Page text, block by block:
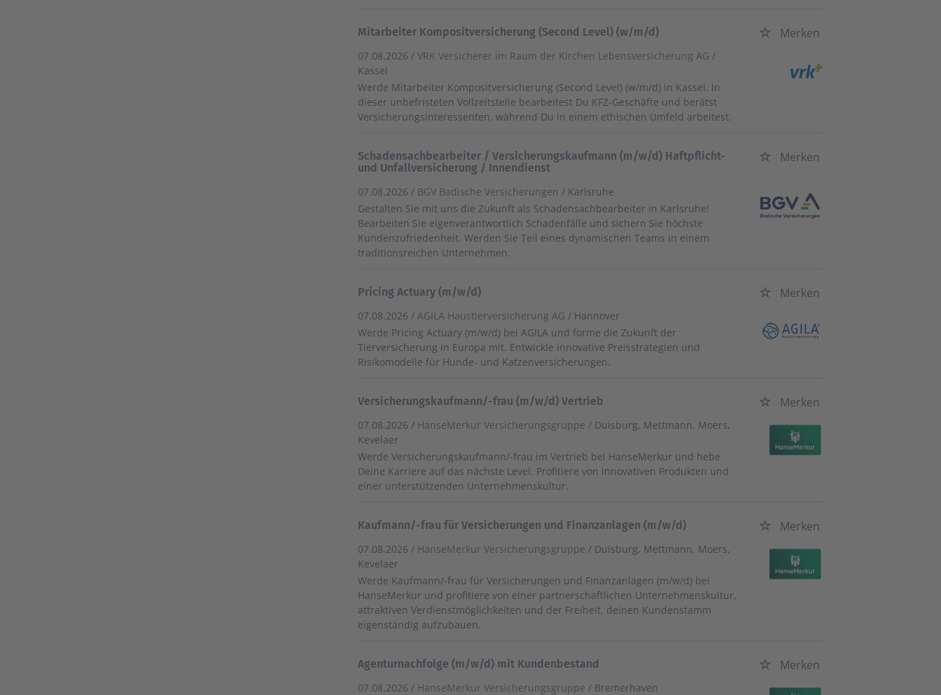
Mitarbeiter Kompositversicherung (Second Level) (w/m/d) Merken
07.08.2026 /VRK Versicherer im Raum der Kirchen Lebensversicherung AG /
Kassel
Werde Mitarbeiter Kompositversicherung (Second Level) (w/m/d) in Kassel. In
dieser unbefristeten Vollzeitstelle bearbeitest Du KFZ-Geschäfte und berätst
Versicherungsinteressenten, während Du in einem ethischen Umfeld arbeitest.
Schadensachbearbeiter / Versicherungskaufmann (m/w/d) Haftpflicht-
und Unfallversicherung / Innendienst
Merken
07.08.2026 / BGV Badische Versicherungen / Karlsruhe
Gestalten Sie mit uns die Zukunft als Schadensachbearbeiter in Karlsruhe!
Bearbeiten Sie eigenverantwortlich Schadenfälle und sichern Sie höchste
Kundenzufriedenheit. Werden Sie Teil eines dynamischen Teams in einem
traditionsreichen Unternehmen.
Pricing Actuary (m/w/d) Merken
07.08.2026 / AGILA Haustierversicherung AG / Hannover
Werde Pricing Actuary (m/w/d) bei AGILA und forme die Zukunft der
Tierversicherung in Europa mit. Entwickle innovative Preisstrategien und
Risikomodelle für Hunde- und Katzenversicherungen.
Versicherungskaufmann/-frau (m/w/d) Vertrieb Merken
07.08.2026 / HanseMerkur Versicherungsgruppe / Duisburg, Mettmann, Moers,
Kevelaer
Werde Versicherungskaufmann/-frau im Vertrieb bei HanseMerkur und hebe
Deine Karriere auf das nächste Level. Profitiere von innovativen Produkten und
einer unterstützenden Unternehmenskultur.
Kaufmann/-frau für Versicherungen und Finanzanlagen (m/w/d) Merken
07.08.2026 / HanseMerkur Versicherungsgruppe / Duisburg, Mettmann, Moers,
Kevelaer
Werde Kaufmann/-frau für Versicherungen und Finanzanlagen (m/w/d) bei
HanseMerkur und profitiere von einer partnerschaftlichen Unternehmenskultur,
attraktiven Verdienstmöglichkeiten und der Freiheit, deinen Kundenstamm
eigenständig aufzubauen.
Agenturnachfolge (m/w/d) mit Kundenbestand Merken
07.08.2026 / HanseMerkur Versicherungsgruppe / Bremerhaven